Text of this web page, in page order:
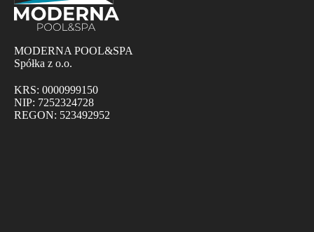
MODERNA POOL&SPA
Spółka z o.o.
KRS: 0000999150
NIP: 7252324728
REGON: 523492952